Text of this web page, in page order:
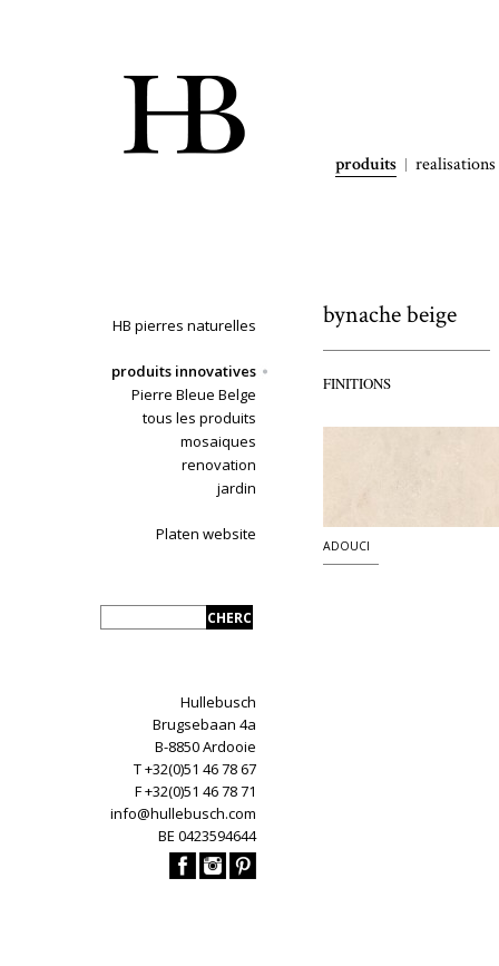
produits realisations
HB pierres naturelles
produits innovatives
Pierre Bleue Belge
tous les produits
mosaiques
renovation
jardin
Platen website
Hullebusch
Brugsebaan 4a
B-8850 Ardooie
T +32(0)51 46 78 67
F +32(0)51 46 78 71
info@hullebusch.com
BE 0423594644
bynache beige
FINITIONS
ADOUCI